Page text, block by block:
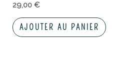
29,00€
AJOUTER AU PANIER